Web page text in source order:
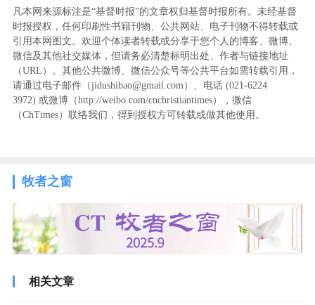
凡本网来源标注是“基督时报”的文章权归基督时报所有。未经基督
时报授权，任何印刷性书籍刊物、公共网站、电子刊物不得转载或
引用本网图文。欢迎个体读者转载或分享于您个人的博客、微博、
微信及其他社交媒体，但请务必清楚标明出处、作者与链接地址
（URL）。其他公共微博、微信公众号等公共平台如需转载引用，
请通过电子邮件（jidushibao@gmail.com）、电话 (021-6224
3972) ‬或微博（http://weibo.com/cnchristiantimes），微信
（ChTimes）联络我们，得到授权方可转载或做其他使用。
牧者之窗
相关文章